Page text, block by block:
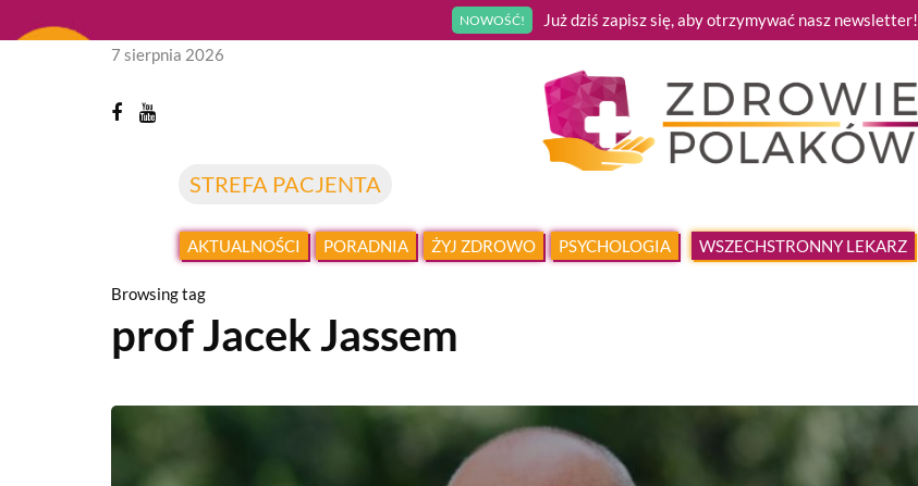
NOWOŚĆ! Już dziś zapisz się, aby otrzymywać nasz newsletter!
STREFA PACJENTA
7 sierpnia 2026
AKTUALNOŚCI PORADNIA ŻYJ ZDROWO PSYCHOLOGIA WSZECHSTRONNY LEKARZ
Browsing tag
prof Jacek Jassem